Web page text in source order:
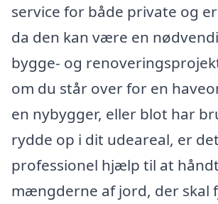
service for både private og
da den kan være en
bygge- og
om du står over for en
en nybygger, eller blot har
rydde op i dit udeareal, er
professionel hjælp til at
mængderne af jord, der skal